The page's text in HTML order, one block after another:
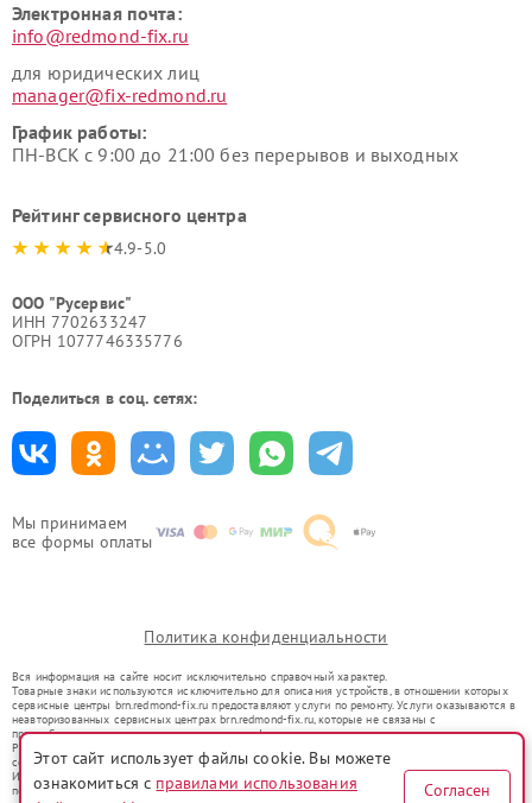
Мы принимаем
все формы оплаты
Электронная почта:
info@redmond-fix.ru
для юридических лиц
manager@fix-redmond.ru
График работы:
ПН-ВСК с 9:00 до 21:00 без перерывов и выходных
Рейтинг сервисного центра
4.9-5.0
ООО "Русервис"
ИНН 7702633247
ОГРН 1077746335776
Поделиться в соц. сетях:
Политика конфиденциальности
Вся информация на сайте носит исключительно справочный характер.
Товарные знаки используются исключительно для описания устройств, в отношении которых
сервисные центры brn.redmond-fix.ru предоставляют услуги по ремонту. Услуги оказываются в
неавторизованных сервисных центрах brn.redmond-fix.ru, которые не связаны с
правообладателями товарных знаков или их официальными представителями.
Ремонт осуществляется для устройств, уже введенных в гражданский оборот в соответствии
со статьей 1487 ГК РФ.
Использование товарных знаков не преследует цели индивидуализации услуг или введения
потребителей в заблуждение, а служит для информирования о предоставляемых услугах по
Этот сайт использует файлы cookie. Вы можете
ознакомиться с правилами использования
Согласен